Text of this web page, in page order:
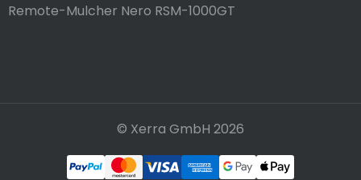
Remote-Mulcher Nero RSM-1000GT
© Xerra GmbH 2026